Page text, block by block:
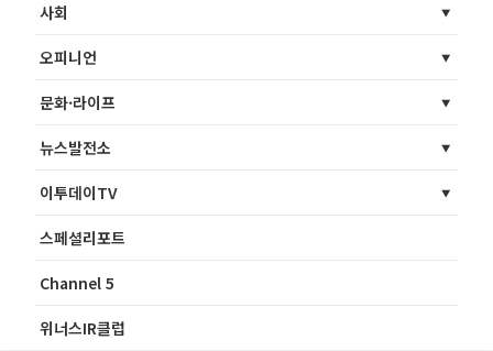
사회
오피니언
문화·라이프
뉴스발전소
이투데이TV
스페셜리포트
Channel 5
위너스IR클럽